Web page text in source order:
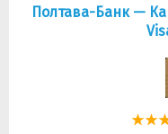
Полтава-Банк —